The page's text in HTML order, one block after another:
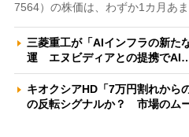
7564）の株価は、わずか1カ月あ
三菱重工が「AIインフラの新た
運 エヌビディアとの提携で
キオクシアHD「7万円割れから
の反転シグナルか？ 市場のム